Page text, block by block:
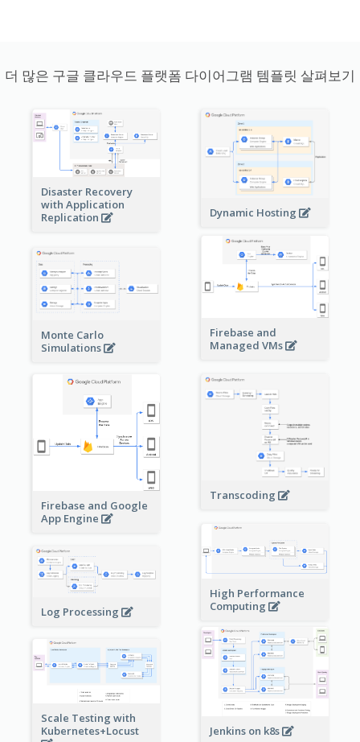
더 많은 구글 클라우드 플랫폼 다이어그램 템플릿 살펴보기
Disaster Recovery
with Application
Replication
Dynamic Hosting
Firebase and
Managed VMs
Monte Carlo
Simulations
Firebase and Google
App Engine
Transcoding
High Performance
Computing
Log Processing
Jenkins on k8s
Scale Testing with
Kubernetes+Locust